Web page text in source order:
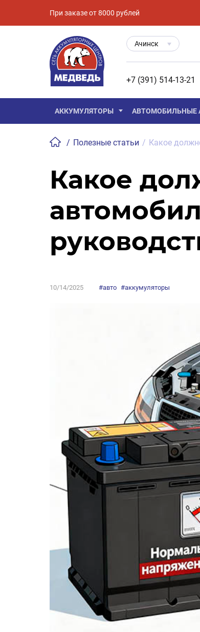
При заказе от 8000 рублей
Ачинск
+7 (391) 514-13-21
АККУМУЛЯТОРЫ АВТОМОБИЛЬНЫЕ
/ Полезные статьи / Какое
Какое
10/14/2025 #авто #аккумуляторы